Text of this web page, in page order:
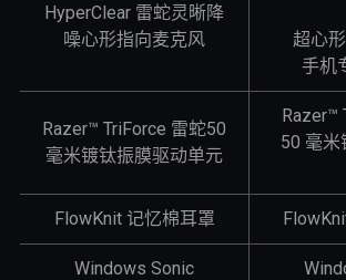
HyperClear 雷蛇灵晰降
噪心形指向麦克风
超心
手机
Razer™ TriForce 雷蛇50
毫米镀钛振膜驱动单元
Razer™
50 毫米
FlowKnit 记忆棉耳罩
Windows Sonic